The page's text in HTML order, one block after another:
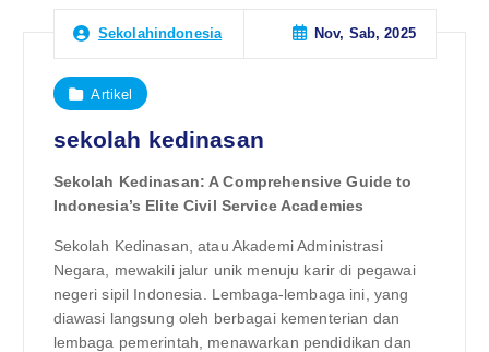
Sekolahindonesia Nov, Sab, 2025
Artikel
sekolah kedinasan
Sekolah Kedinasan: A Comprehensive Guide to
Indonesia’s Elite Civil Service Academies
Sekolah Kedinasan, atau Akademi Administrasi
Negara, mewakili jalur unik menuju karir di pegawai
negeri sipil Indonesia. Lembaga-lembaga ini, yang
diawasi langsung oleh berbagai kementerian dan
lembaga pemerintah, menawarkan pendidikan dan